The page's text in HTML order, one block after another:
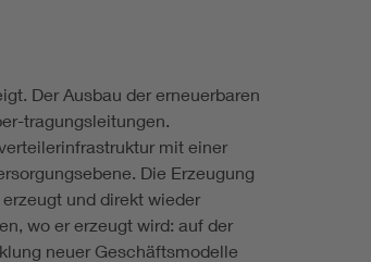
Der Ausbau der erneuerbaren
tragungsleitungen.
mit einer
Die Erzeugung
und direkt wieder
wo er erzeugt wird: auf der
neuer Geschäftsmodelle